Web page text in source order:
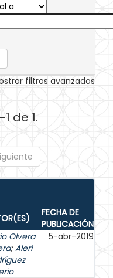
filtros avanzados
de 1.
FECHA DE
PUBLICACIÓN
Olvera
;Aleri
5-abr-2019